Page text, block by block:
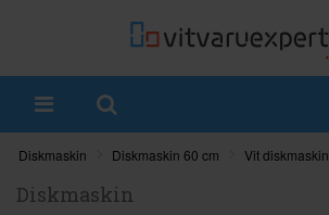
Diskmaskin Diskmaskin 60 cm Vit diskmaskin
Diskmaskin